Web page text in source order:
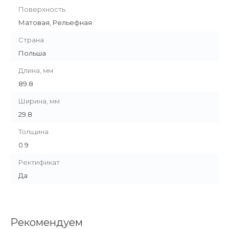
Поверхность
Матовая, Рельефная
Страна
Польша
Длина, мм
89.8
Ширина, мм
29.8
Толщина
0.9
Ректификат
Да
Рекомендуем